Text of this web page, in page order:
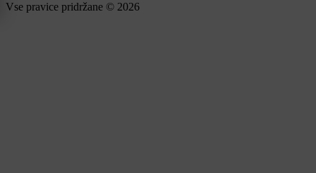
Vse pravice pridržane © 2026